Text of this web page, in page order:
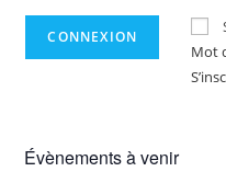
Mot
Évènements à venir